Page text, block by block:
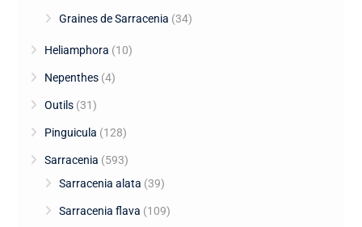
Graines de Sarracenia (34)
Heliamphora (10)
Nepenthes (4)
Outils (31)
Pinguicula (128)
Sarracenia (593)
Sarracenia alata (39)
Sarracenia flava (109)